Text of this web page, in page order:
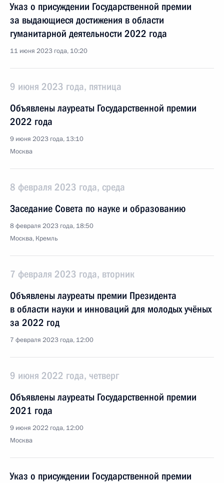
Указ о присуждении Государственной премии
за выдающиеся достижения в области
гуманитарной деятельности 2022 года
11 июня 2023 года, 10:20
9 июня 2023 года, пятница
Объявлены лауреаты Государственной премии
2022 года
9 июня 2023 года, 13:10
Москва
8 февраля 2023 года, среда
Заседание Совета по науке и образованию
8 февраля 2023 года, 18:50
Москва, Кремль
7 февраля 2023 года, вторник
Объявлены лауреаты премии Президента
в области науки и инноваций для молодых учёных
за 2022 год
7 февраля 2023 года, 12:00
9 июня 2022 года, четверг
Объявлены лауреаты Государственной премии
2021 года
9 июня 2022 года, 12:00
Москва
Указ о присуждении Государственной премии